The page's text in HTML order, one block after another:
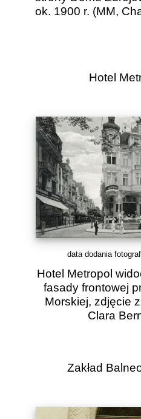
ok. 1900 r. (MM,
Hotel
data dodania
Hotel Metropol
fasady frontowej
Morskiej, zdjęcie
Clara
Zakład